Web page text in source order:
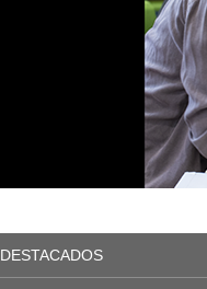
DESTACADOS